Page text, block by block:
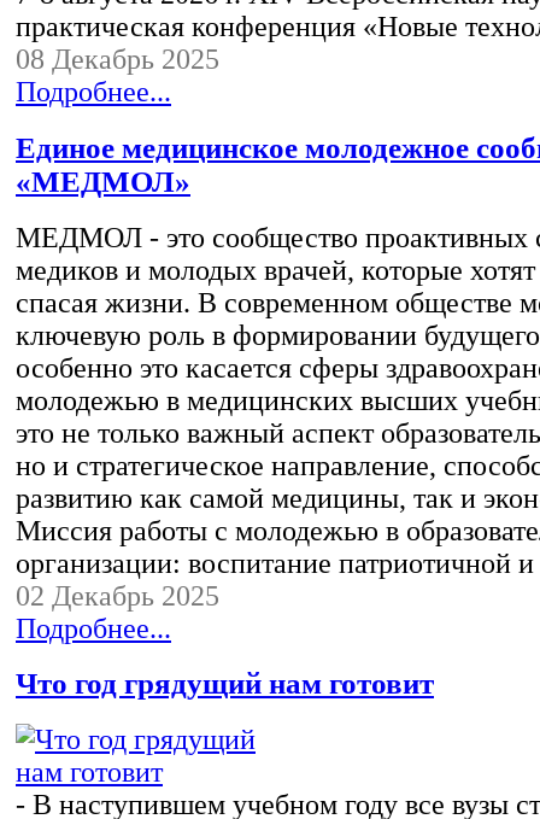
практическая конференция «Новые
08 Декабрь 2025
Подробнее...
Единое медицинское молодежное
«МЕДМОЛ»
МЕДМОЛ - это сообщество проактивных
медиков и молодых врачей, которые
спасая жизни. В современном обществе
ключевую роль в формировании
особенно это касается сферы
молодежью в медицинских высших
это не только важный аспект
но и стратегическое направление,
развитию как самой медицины, так и
Миссия работы с молодежью в
организации: воспитание патриотичной
02 Декабрь 2025
Подробнее...
Что год грядущий нам готовит
- В наступившем учебном году все вузы